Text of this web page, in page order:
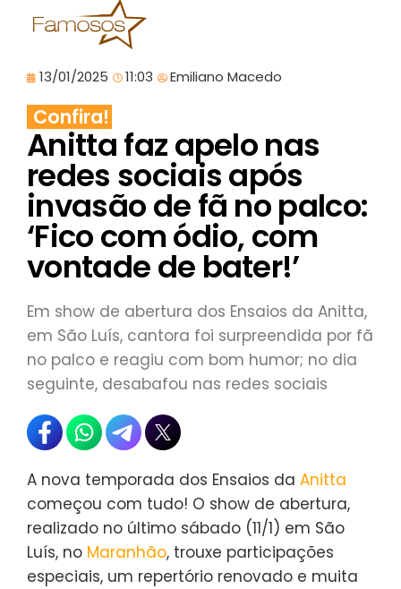
13/01/2025 11:03 Emiliano Macedo
Confira!
Anitta faz apelo nas
redes sociais após
invasão de fã no palco:
‘Fico com ódio, com
vontade de bater!’
Em show de abertura dos Ensaios da Anitta,
em São Luís, cantora foi surpreendida por fã
no palco e reagiu com bom humor; no dia
seguinte, desabafou nas redes sociais
A nova temporada dos Ensaios da Anitta
começou com tudo! O show de abertura,
realizado no último sábado (11/1) em São
Luís, no Maranhão, trouxe participações
especiais, um repertório renovado e muita